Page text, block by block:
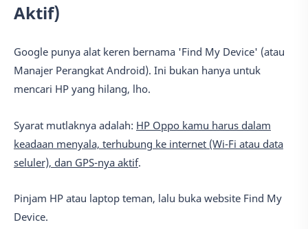
Aktif)
Google punya alat keren bernama 'Find My Device' (atau
Manajer Perangkat Android). Ini bukan hanya untuk
mencari HP yang hilang, lho.
Syarat mutlaknya adalah: HP Oppo kamu harus dalam
keadaan menyala, terhubung ke internet (Wi-Fi atau data
seluler), dan GPS-nya aktif.
Pinjam HP atau laptop teman, lalu buka website Find My
Device.